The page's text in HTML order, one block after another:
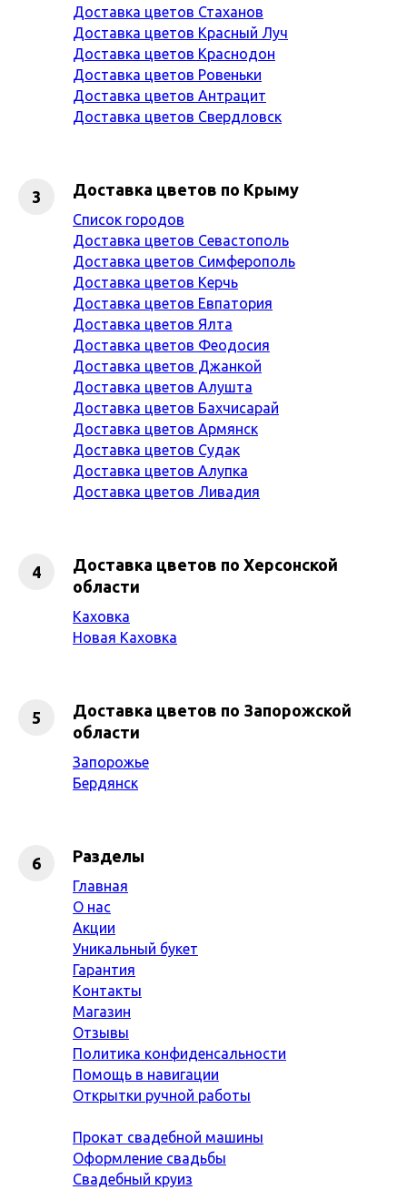
Доставка цветов Стаханов
Доставка цветов Красный Луч
Доставка цветов Краснодон
Доставка цветов Ровеньки
Доставка цветов Антрацит
Доставка цветов Свердловск
Доставка цветов по Крыму
Список городов
Доставка цветов Севастополь
Доставка цветов Симферополь
Доставка цветов Керчь
Доставка цветов Евпатория
Доставка цветов Ялта
Доставка цветов Феодосия
Доставка цветов Джанкой
Доставка цветов Алушта
Доставка цветов Бахчисарай
Доставка цветов Армянск
Доставка цветов Судак
Доставка цветов Алупка
Доставка цветов Ливадия
Доставка цветов по Херсонской
области
Каховка
Новая Каховка
Доставка цветов по Запорожской
области
Запорожье
Бердянск
Разделы
Главная
О нас
Акции
Уникальный букет
Гарантия
Контакты
Магазин
Отзывы
Политика конфиденсальности
Помощь в навигации
Открытки ручной работы
Прокат свадебной машины
Оформление свадьбы
Свадебный круиз